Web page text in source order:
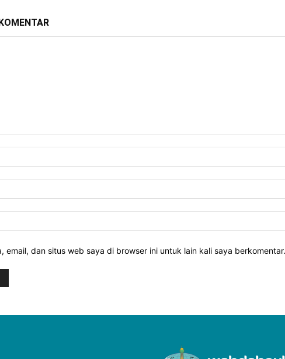
email, dan situs web saya di browser ini untuk lain kali saya berkomentar.